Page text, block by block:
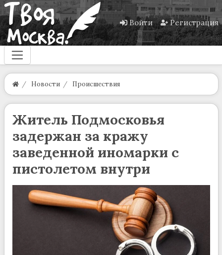
Войти Регистрация
Новости Происшествия
Житель Подмосковья
задержан за кражу
заведенной иномарки с
пистолетом внутри